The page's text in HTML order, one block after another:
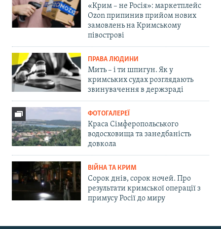
«Крим – не Росія»: маркетплейс
Ozon припинив прийом нових
замовлень на Кримському
півострові
ПРАВА ЛЮДИНИ
Мить – і ти шпигун. Як у
кримських судах розглядають
звинувачення в держзраді
ФОТОГАЛЕРЕЇ
Краса Сімферопольського
водосховища та занедбаність
довкола
ВІЙНА ТА КРИМ
Сорок днів, сорок ночей. Про
результати кримської операції з
примусу Росії до миру